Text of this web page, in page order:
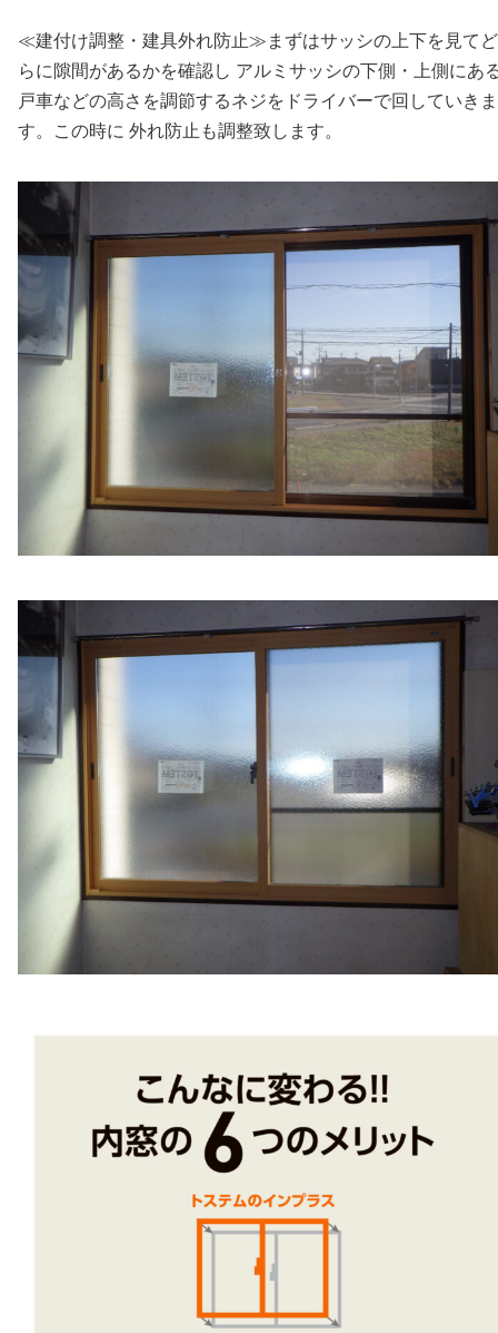
≪建付け調整・建具外れ防止≫まずはサッシの上下を見て
らに隙間があるかを確認し アルミサッシの下側・上側にあ
戸車などの高さを調節するネジをドライバーで回していきま
す。この時に 外れ防止も調整致します。